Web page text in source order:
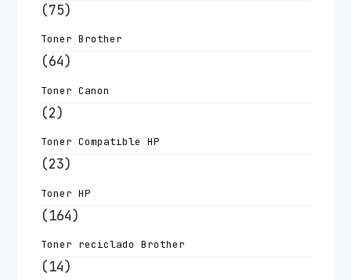
(75)
Toner Brother
(64)
Toner Canon
(2)
Toner Compatible HP
(23)
Toner HP
(164)
Toner reciclado Brother
(14)